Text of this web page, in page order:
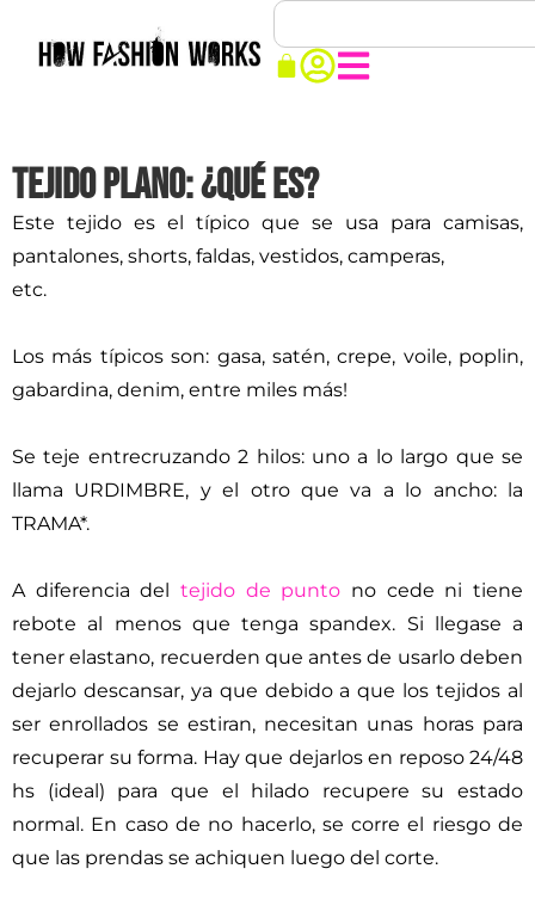
Tejido Plano: ¿Qué es?
Este tejido es el típico que se usa para camisas,
pantalones, shorts, faldas, vestidos, camperas,
etc.
Los más típicos son: gasa, satén, crepe, voile, poplin,
gabardina, denim, entre miles más!
Se teje entrecruzando 2 hilos: uno a lo largo que se
llama URDIMBRE, y el otro que va a lo ancho: la
TRAMA*.
A diferencia del tejido de punto no cede ni tiene
rebote al menos que tenga spandex. Si llegase a
tener elastano, recuerden que antes de usarlo deben
dejarlo descansar, ya que debido a que los tejidos al
ser enrollados se estiran, necesitan unas horas para
recuperar su forma. Hay que dejarlos en reposo 24/48
hs (ideal) para que el hilado recupere su estado
normal. En caso de no hacerlo, se corre el riesgo de
que las prendas se achiquen luego del corte.